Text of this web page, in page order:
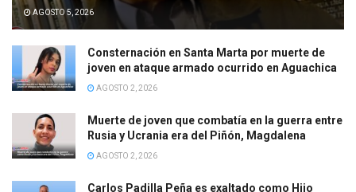
AGOSTO 5, 2026
Consternación en Santa Marta por muerte de
joven en ataque armado ocurrido en Aguachica
AGOSTO 2, 2026
Muerte de joven que combatía en la guerra entre
Rusia y Ucrania era del Piñón, Magdalena
AGOSTO 2, 2026
Carlos Padilla Peña es exaltado como Hijo